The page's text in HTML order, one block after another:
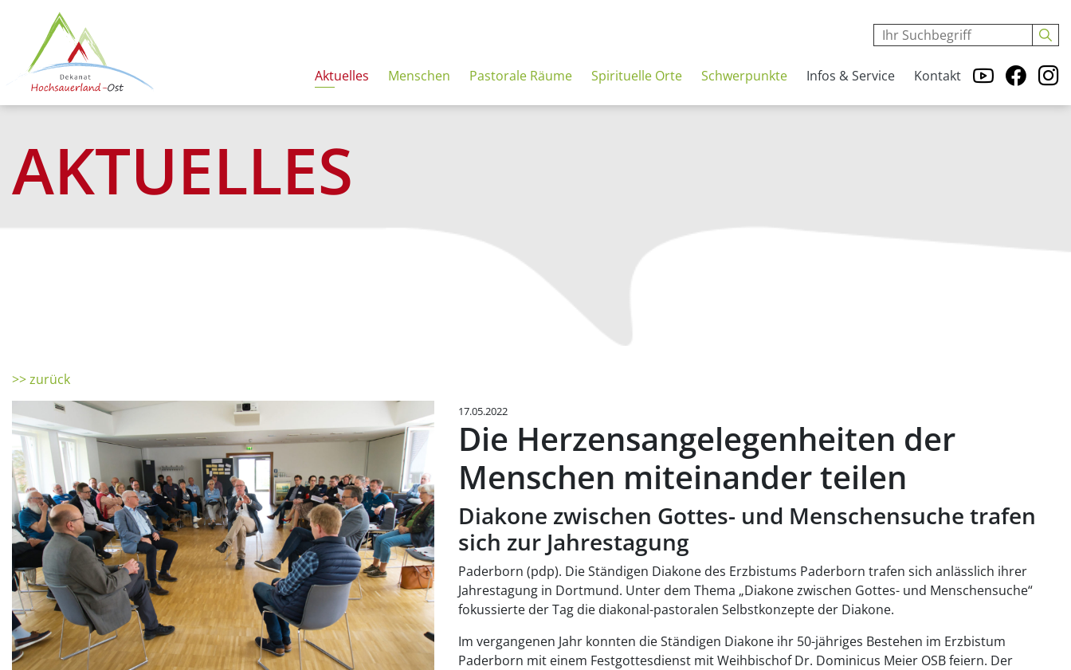
Aktuelles Menschen Pastorale Räume Spirituelle Orte Schwerpunkte Infos & Service Kontakt
AKTUELLES
>> zurück
17.05.2022
Die Herzensangelegenheiten der
Menschen miteinander teilen
Diakone zwischen Gottes- und Menschensuche trafen
sich zur Jahrestagung
Paderborn (pdp). Die Ständigen Diakone des Erzbistums Paderborn trafen sich anlässlich ihrer
Jahrestagung in Dortmund. Unter dem Thema „Diakone zwischen Gottes- und Menschensuche“
fokussierte der Tag die diakonal-pastoralen Selbstkonzepte der Diakone.
Im vergangenen Jahr konnten die Ständigen Diakone ihr 50-jähriges Bestehen im Erzbistum
Paderborn mit einem Festgottesdienst mit Weihbischof Dr. Dominicus Meier OSB feiern. Der